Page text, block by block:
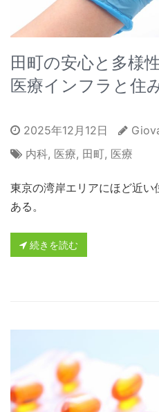
田町の安心と多様
医療インフラと住
2025年12月12日
内科, 医療, 田町, 医療
東京の湾岸エリアにほど近
ある。
続きを読む